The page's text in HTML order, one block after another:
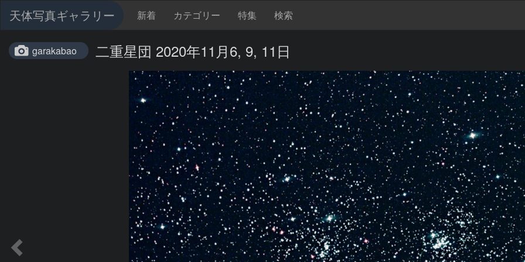
天体写真ギャラリー 新着 カテゴリー 特集 検索
garakabao 二重星団 2020年11月6, 9, 11日